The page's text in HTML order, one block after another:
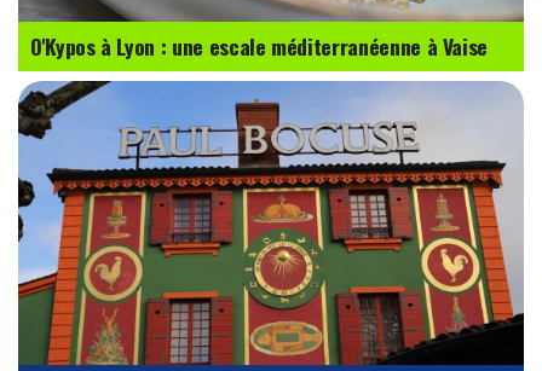
O'Kypos à Lyon : une escale méditerranéenne à Vaise